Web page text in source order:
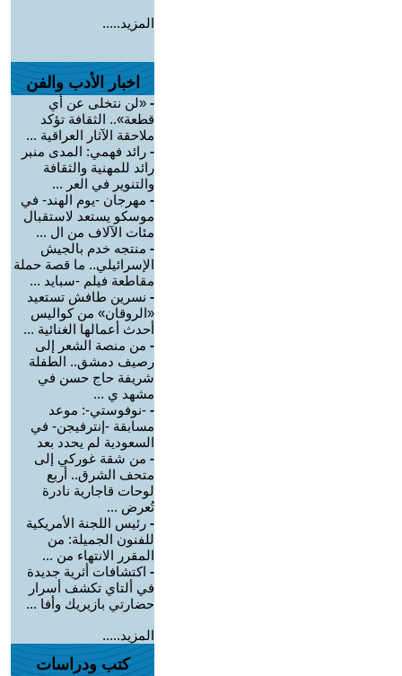
المزيد.....
اخبار الأدب والفن
- «لن نتخلى عن أي
قطعة».. الثقافة تؤكد
ملاحقة الآثار العراقية ...
- رائد فهمي: المدى منبر
رائد للمهنية والثقافة
والتنوير في العر ...
- مهرجان -يوم الهند- في
موسكو يستعد لاستقبال
مئات الآلاف من ال ...
- منتجه خدم بالجيش
الإسرائيلي.. ما قصة حملة
مقاطعة فيلم -سبايد ...
- نسرين طافش تستعيد
«الروقان» من كواليس
أحدث أعمالها الغنائية ...
- من منصة الشعر إلى
رصيف دمشق.. الطفلة
شريفة حاج حسن في
مشهد ي ...
- -نوفوستي-: موعد
مسابقة -إنترفيجن- في
السعودية لم يحدد بعد
- من شقة غوركي إلى
متحف الشرق.. أربع
لوحات قاجارية نادرة
تُعرض ...
- رئيس اللجنة الأمريكية
للفنون الجميلة: من
المقرر الانتهاء من ...
- اكتشافات أثرية جديدة
في ألتاي تكشف أسرار
حضارتي بازيريك وأفا ...
المزيد.....
كتب ودراسات